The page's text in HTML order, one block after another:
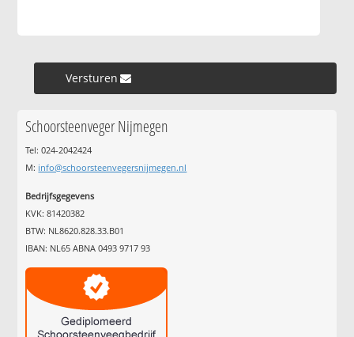
Versturen »
Schoorsteenveger Nijmegen
Tel: 024-2042424
M: info@schoorsteenvegersnijmegen.nl
Bedrijfsgegevens
KVK: 81420382
BTW: NL8620.828.33.B01
IBAN: NL65 ABNA 0493 9717 93